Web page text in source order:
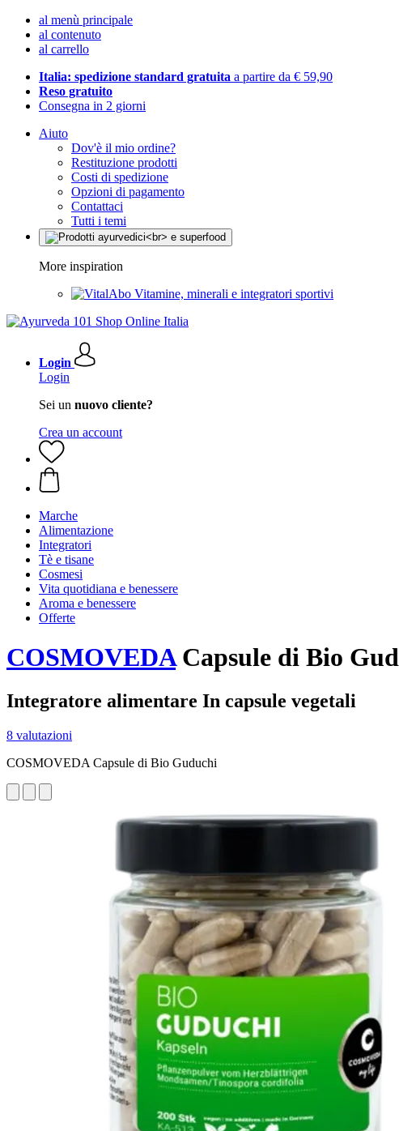
al menù principale
al contenuto
al carrello
Italia: spedizione standard gratuita a partire da € 59,90
Reso gratuito
Consegna in 2 giorni
Aiuto
Dov'è il mio ordine?
Restituzione prodotti
Costi di spedizione
Opzioni di pagamento
Contattaci
Tutti i temi
More inspiration
Vitamine, minerali e integratori sportivi
Login
Login
Sei un nuovo cliente?
Crea un account
Marche
Alimentazione
Integratori
Tè e tisane
Cosmesi
Vita quotidiana e benessere
Aroma e benessere
Offerte
COSMOVEDACapsule di Bio
Integratore alimentare In capsule vegetali
8 valutazioni
COSMOVEDA Capsule di Bio Guduchi